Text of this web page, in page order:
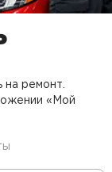
ремонт.
«Мой